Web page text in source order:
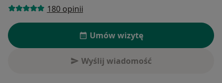
180 opinii
Umów wizytę
Wyślij wiadomość